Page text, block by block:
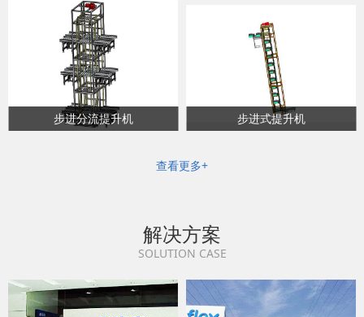
步进分流提升机 步进式提升机
查看更多+
解决方案
SOLUTION CASE